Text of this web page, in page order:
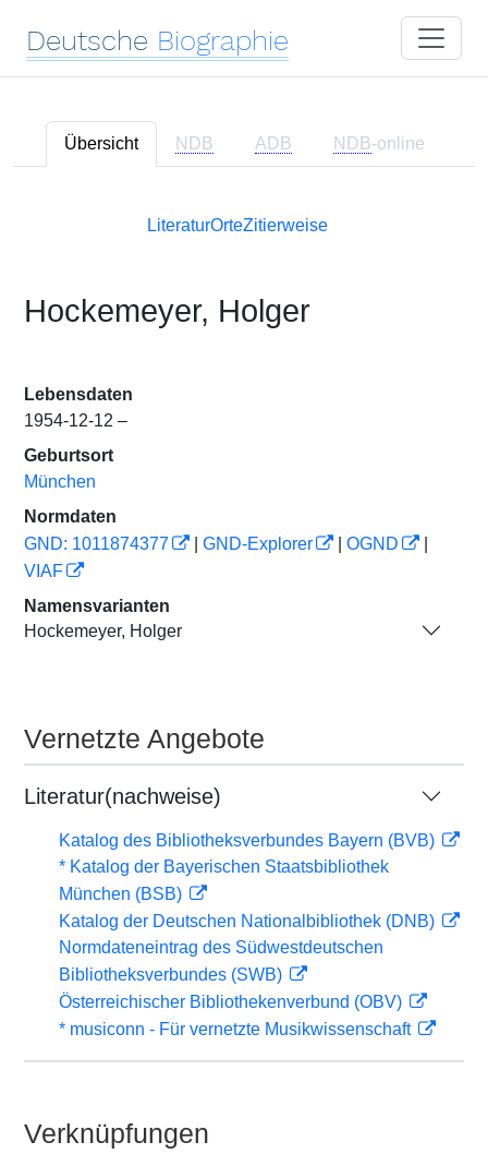
Deutsche Biographie
Übersicht NDB ADB NDB-online
LiteraturOrteZitierweise
Hockemeyer, Holger
Lebensdaten
1954-12-12 –
Geburtsort
München
Normdaten
GND: 1011874377
GND-Explorer OGND
VIAF
Namensvarianten
Hockemeyer, Holger
Vernetzte Angebote
Literatur(nachweise)
Katalog des Bibliotheksverbundes Bayern (BVB)
* Katalog der Bayerischen Staatsbibliothek
München (BSB)
Katalog der Deutschen Nationalbibliothek (DNB)
Normdateneintrag des Südwestdeutschen
Bibliotheksverbundes (SWB)
Österreichischer Bibliothekenverbund (OBV)
* musiconn - Für vernetzte Musikwissenschaft
Verknüpfungen